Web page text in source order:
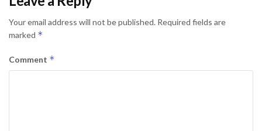
Your email address will not be published. Required fields are
marked *
Comment *